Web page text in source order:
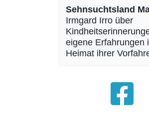
Sehnsuchtsland
Irmgard Irro über
eigene Erfahrungen
Heimat ihrer